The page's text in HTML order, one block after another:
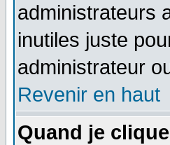
administrateurs
inutiles juste
administrateur
Revenir en haut
Quand je